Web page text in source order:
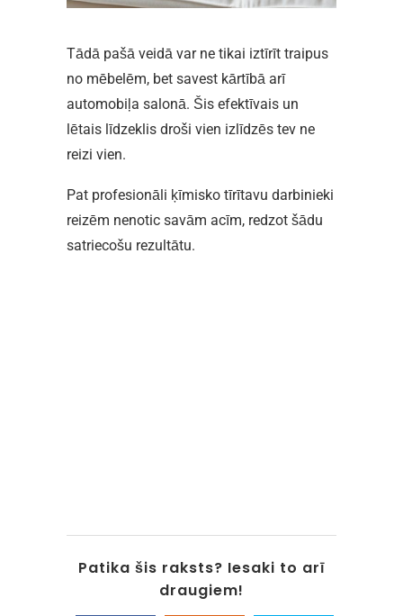
Tādā pašā veidā var ne tikai iztīrīt traipus
no mēbelēm, bet savest kārtībā arī
automobiļa salonā. Šis efektīvais un
lētais līdzeklis droši vien izlīdzēs tev ne
reizi vien.
Pat profesionāli ķīmisko tīrītavu darbinieki
reizēm nenotic savām acīm, redzot šādu
satriecošu rezultātu.
Patika šis raksts? Iesaki to arī
draugiem!